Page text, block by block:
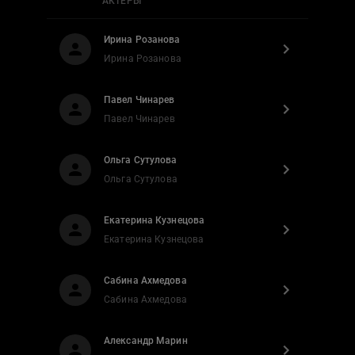
Ирина Розанова
Ирина Розанова
Павел Чинарев
Павел Чинарев
Ольга Сутулова
Ольга Сутулова
Екатерина Кузнецова
Екатерина Кузнецова
Сабина Ахмедова
Сабина Ахмедова
Александр Марин